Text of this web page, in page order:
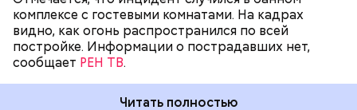
комплексе с гостевыми комнатами. На кадрах
видно, как огонь распространился по всей
постройке. Информации о пострадавших нет,
сообщает РЕН ТВ.
Читать полностью